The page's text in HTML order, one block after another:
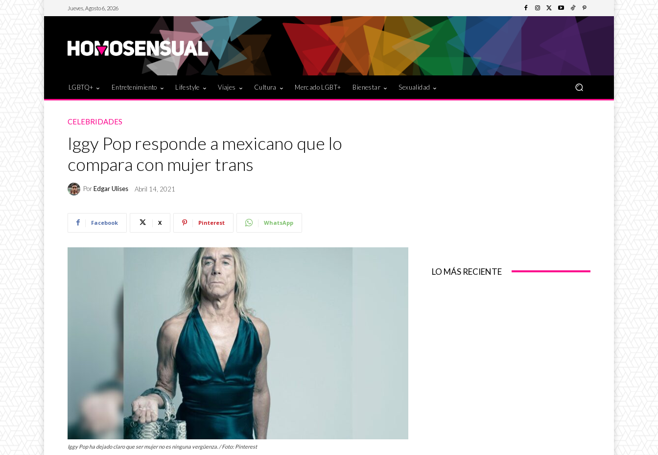
Jueves, Agosto 6, 2026
LGBTQ+ Entretenimiento Lifestyle Viajes Cultura Mercado LGBT+ Bienestar Sexualidad
CELEBRIDADES
Iggy Pop responde a mexicano que lo
compara con mujer trans
PorEdgar Ulises Abril 14, 2021
Facebook X Pinterest WhatsApp
Iggy Pop ha dejado claro que ser mujer no es ninguna vergüenza. / Foto: Pinterest
LO MÁS RECIENTE